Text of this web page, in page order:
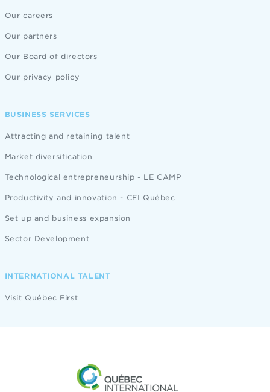
Our careers
Our partners
Our Board of directors
Our privacy policy
BUSINESS SERVICES
Attracting and retaining talent
Market diversification
Technological entrepreneurship - LE CAMP
Productivity and innovation - CEI Québec
Set up and business expansion
Sector Development
INTERNATIONAL TALENT
Visit Québec First